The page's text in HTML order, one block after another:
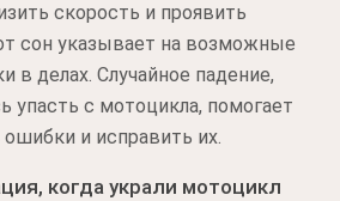
скорость и проявить
сон указывает на возможные
в делах. Случайное падение,
упасть с мотоцикла, помогает
и исправить их.
когда украли мотоцикл